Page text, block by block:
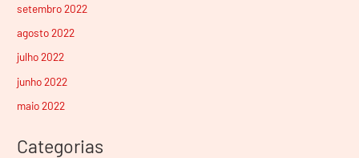
setembro 2022
agosto 2022
julho 2022
junho 2022
maio 2022
Categorias